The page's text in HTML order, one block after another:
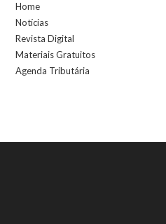
Home
Notícias
Revista Digital
Materiais Gratuitos
Agenda Tributária